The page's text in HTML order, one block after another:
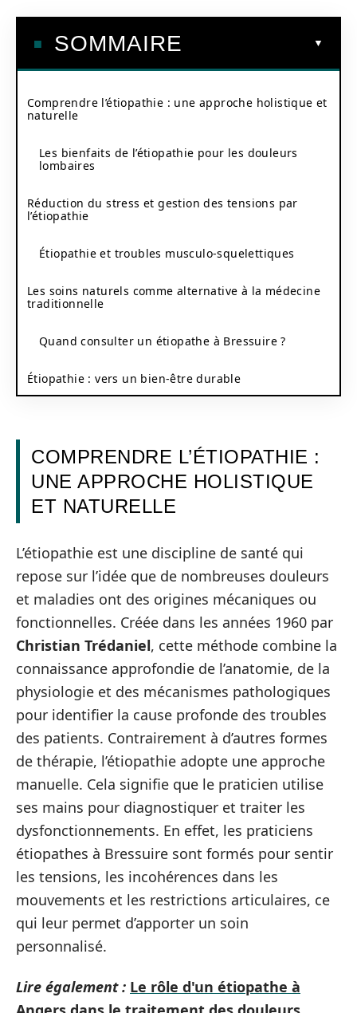
SOMMAIRE
Comprendre l’étiopathie : une approche holistique et
naturelle
Les bienfaits de l’étiopathie pour les douleurs
lombaires
Réduction du stress et gestion des tensions par
l’étiopathie
Étiopathie et troubles musculo-squelettiques
Les soins naturels comme alternative à la médecine
traditionnelle
Quand consulter un étiopathe à Bressuire ?
Étiopathie : vers un bien-être durable
COMPRENDRE L’ÉTIOPATHIE :
UNE APPROCHE HOLISTIQUE
ET NATURELLE
L’étiopathie est une discipline de santé qui
repose sur l’idée que de nombreuses douleurs
et maladies ont des origines mécaniques ou
fonctionnelles. Créée dans les années 1960 par
Christian Trédaniel, cette méthode combine la
connaissance approfondie de l’anatomie, de la
physiologie et des mécanismes pathologiques
pour identifier la cause profonde des troubles
des patients. Contrairement à d’autres formes
de thérapie, l’étiopathie adopte une approche
manuelle. Cela signifie que le praticien utilise
ses mains pour diagnostiquer et traiter les
dysfonctionnements. En effet, les praticiens
étiopathes à Bressuire sont formés pour sentir
les tensions, les incohérences dans les
mouvements et les restrictions articulaires, ce
qui leur permet d’apporter un soin
personnalisé.
Lire également : Le rôle d'un étiopathe à